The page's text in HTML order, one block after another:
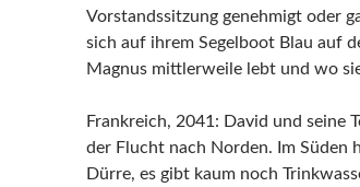
Vorstandssitzung genehmigt oder
sich auf ihrem Segelboot Blau auf
Magnus mittlerweile lebt und wo
Frankreich, 2041: David und seine
der Flucht nach Norden. Im Süden
Dürre, es gibt kaum noch